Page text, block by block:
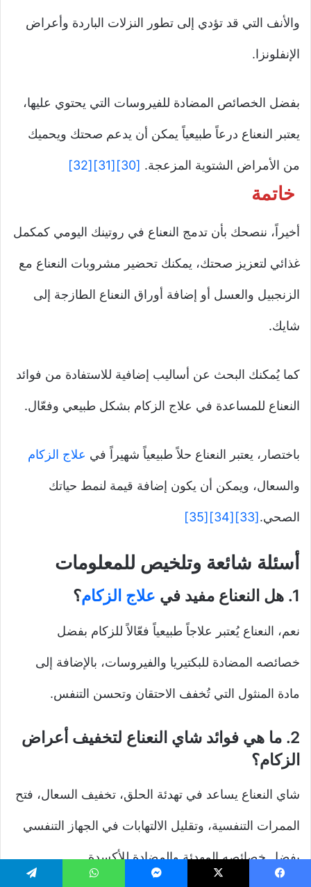
والأنف التي قد تؤدي إلى تطور النزلات الباردة وأعراض
الإنفلونزا.
بفضل الخصائص المضادة للفيروسات التي يحتوي عليها،
يعتبر النعناع درعاً طبيعياً يمكن أن يدعم صحتك ويحميك
من الأمراض الشتوية المزعجة. [30]
[31]
[32]
خاتمة
أخيراً، ننصحك بأن تدمج النعناع في روتينك اليومي كمكمل
غذائي لتعزيز صحتك، يمكنك تحضير مشروبات النعناع مع
الزنجبيل والعسل أو إضافة أوراق النعناع الطازجة إلى
شايك.
كما يُمكنك البحث عن أساليب إضافية للاستفادة من فوائد
النعناع للمساعدة في علاج الزكام بشكل طبيعي وفعّال.
باختصار، يعتبر النعناع حلاً طبيعياً شهيراً في علاج الزكام
والسعال، ويمكن أن يكون إضافة قيمة لنمط حياتك
الصحي.[33]
[34]
[35]
أسئلة شائعة وتلخيص للمعلومات
1. هل النعناع مفيد في علاج الزكام؟
نعم، النعناع يُعتبر علاجاً طبيعياً فعّالاً للزكام بفضل
خصائصه المضادة للبكتيريا والفيروسات، بالإضافة إلى
مادة المنثول التي تُخفف الاحتقان وتحسن التنفس.
2. ما هي فوائد شاي النعناع لتخفيف أعراض
الزكام؟
شاي النعناع يساعد في تهدئة الحلق، تخفيف السعال، فتح
الممرات التنفسية، وتقليل الالتهابات في الجهاز التنفسي
بفضل خصائصه المهدئة والمضادة للأكسدة.